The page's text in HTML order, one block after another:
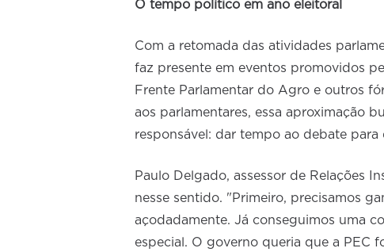
O tempo político em ano eleitoral
Com a retomada das atividades
faz presente em eventos promovidos
Frente Parlamentar do Agro e outros
aos parlamentares, essa aproximação
responsável: dar tempo ao debate para
Paulo Delgado, assessor de Relações
nesse sentido. "Primeiro, precisamos
açodadamente. Já conseguimos uma
especial. O governo queria que a PEC